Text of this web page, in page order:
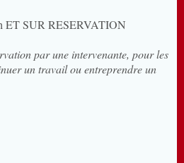
ET SUR RESERVATION
par une intervenante, pour les
un travail ou entreprendre un